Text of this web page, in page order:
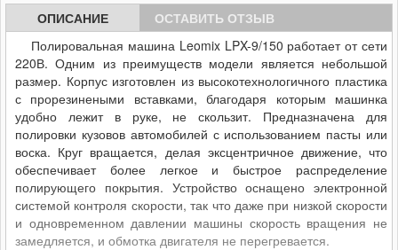
ОПИСАНИЕ
ОСТАВИТЬ ОТЗЫВ
Полировальная машина Leomix LPX-9/150 работает от сети
220В. Одним из преимуществ модели является небольшой
размер. Корпус изготовлен из высокотехнологичного пластика
с прорезинеными вставками, благодаря которым машинка
удобно лежит в руке, не скользит. Предназначена для
полировки кузовов автомобилей с использованием пасты или
воска. Круг вращается, делая эксцентричное движение, что
обеспечивает более легкое и быстрое распределение
полирующего покрытия. Устройство оснащено электронной
системой контроля скорости, так что даже при низкой скорости
и одновременном давлении машины скорость вращения не
замедляется, и обмотка двигателя не перегревается.